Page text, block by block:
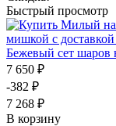
Быстрый просмотр
Бежевый сет шаров
7 650 ₽
-382 ₽
7 268 ₽
В корзину